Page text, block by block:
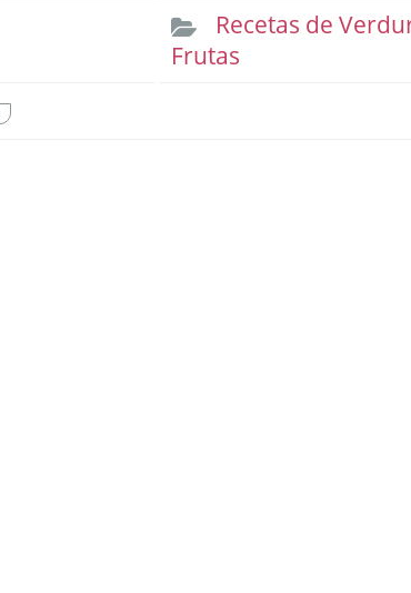
Recetas de
Frutas